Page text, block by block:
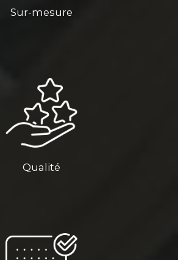
Sur-mesure
Qualité